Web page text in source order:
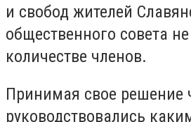
и свобод жителей
общественного совета
количестве членов.
Принимая свое решение
руководствовались